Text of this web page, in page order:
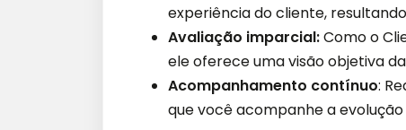
experiência do cliente,
Avaliação imparcial:Como o
ele oferece uma visão objetiva
Acompanhamento contínuo:
que você acompanhe a